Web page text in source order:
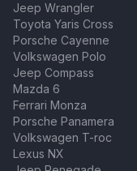
Jeep Wrangler
Toyota Yaris Cross
Porsche Cayenne
Volkswagen Polo
Jeep Compass
Mazda 6
Ferrari Monza
Porsche Panamera
Volkswagen T-roc
Lexus NX